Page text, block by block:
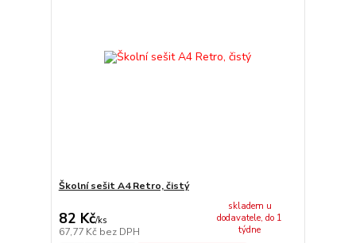
Školní sešit A4 Retro, čistý
82 Kč/ks
67,77 Kč bez DPH
skladem u
dodavatele, do 1
týdne